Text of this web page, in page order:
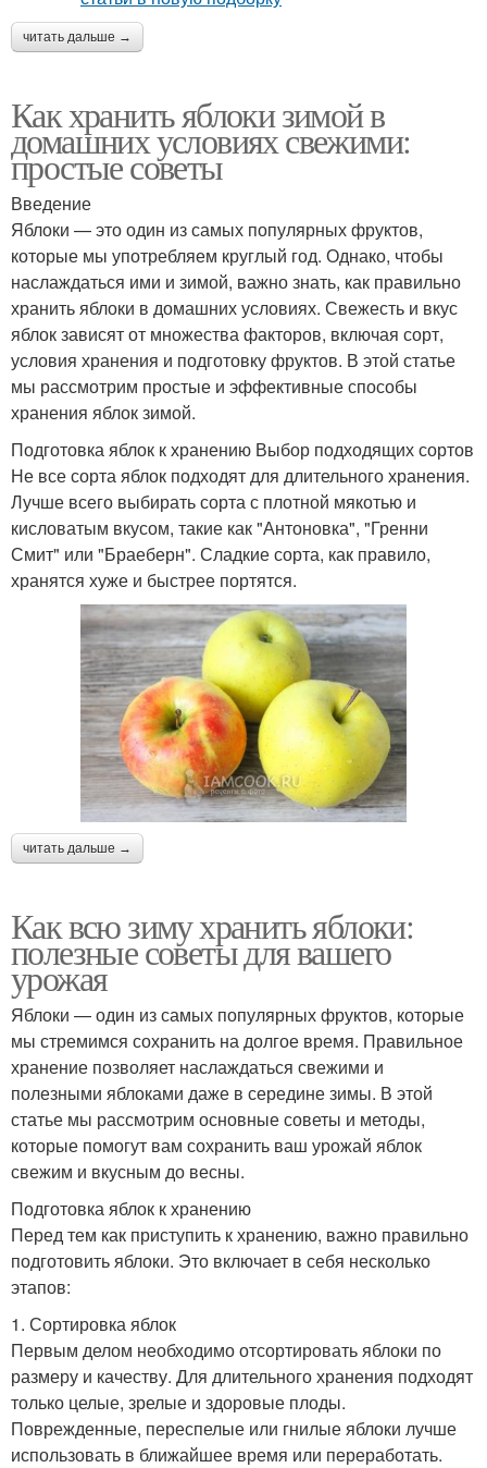
читать дальше →
Как хранить яблоки зимой в
домашних условиях свежими:
простые советы
Введение
Яблоки — это один из самых популярных фруктов,
которые мы употребляем круглый год. Однако, чтобы
наслаждаться ими и зимой, важно знать, как правильно
хранить яблоки в домашних условиях. Свежесть и вкус
яблок зависят от множества факторов, включая сорт,
условия хранения и подготовку фруктов. В этой статье
мы рассмотрим простые и эффективные способы
хранения яблок зимой.
Подготовка яблок к хранению Выбор подходящих сортов
Не все сорта яблок подходят для длительного хранения.
Лучше всего выбирать сорта с плотной мякотью и
кисловатым вкусом, такие как "Антоновка", "Гренни
Смит" или "Браеберн". Сладкие сорта, как правило,
хранятся хуже и быстрее портятся.
читать дальше →
Как всю зиму хранить яблоки:
полезные советы для вашего
урожая
Яблоки — один из самых популярных фруктов, которые
мы стремимся сохранить на долгое время. Правильное
хранение позволяет наслаждаться свежими и
полезными яблоками даже в середине зимы. В этой
статье мы рассмотрим основные советы и методы,
которые помогут вам сохранить ваш урожай яблок
свежим и вкусным до весны.
Подготовка яблок к хранению
Перед тем как приступить к хранению, важно правильно
подготовить яблоки. Это включает в себя несколько
этапов:
1. Сортировка яблок
Первым делом необходимо отсортировать яблоки по
размеру и качеству. Для длительного хранения подходят
только целые, зрелые и здоровые плоды.
Поврежденные, переспелые или гнилые яблоки лучше
использовать в ближайшее время или переработать.